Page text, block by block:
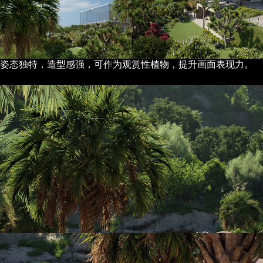
姿态独特，造型感强，可作为观赏性植物，提升画面表现力。